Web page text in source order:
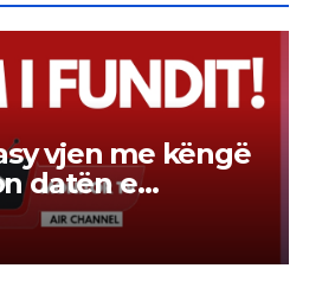
vjen me këngë
datën e